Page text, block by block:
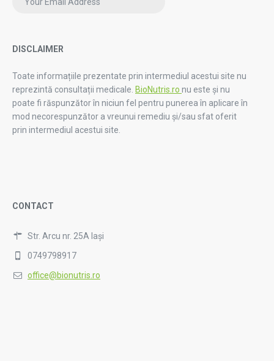
DISCLAIMER
Toate informațiile prezentate prin intermediul acestui site nu
reprezintă consultații medicale. BioNutris.ro nu este și nu
poate fi răspunzător în niciun fel pentru punerea în aplicare în
mod necorespunzător a vreunui remediu și/sau sfat oferit
prin intermediul acestui site.
CONTACT
Str. Arcu nr. 25A Iași
0749798917
office@bionutris.ro